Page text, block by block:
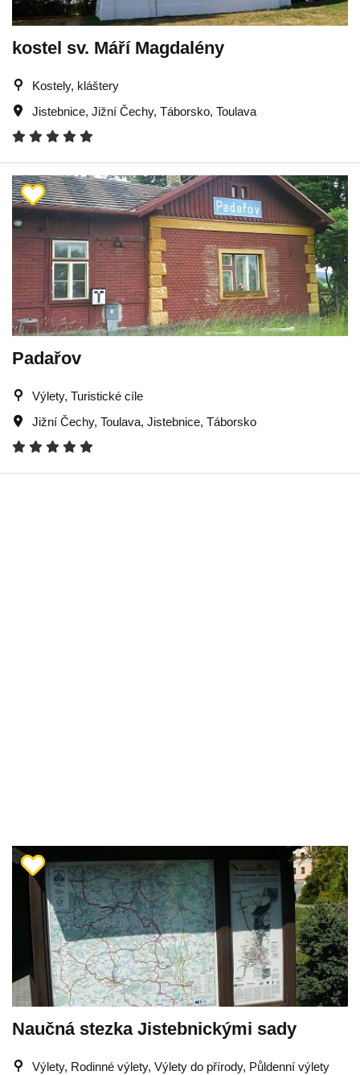
kostel sv. Máří Magdalény
Kostely, kláštery
Jistebnice, Jižní Čechy, Táborsko, Toulava
Padařov
Výlety, Turistické cíle
Jižní Čechy, Toulava, Jistebnice, Táborsko
Naučná stezka Jistebnickými sady
Výlety, Rodinné výlety, Výlety do přírody, Půldenní výlety